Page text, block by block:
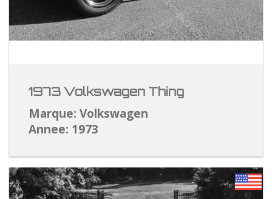
1973 Volkswagen Thing
Marque: Volkswagen
Annee: 1973